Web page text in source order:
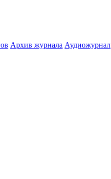
Архив журнала Аудиожурнал